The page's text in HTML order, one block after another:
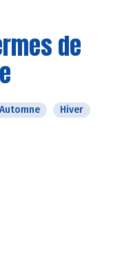
de
Automne Hiver